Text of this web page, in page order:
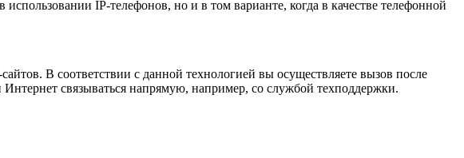
IP-телефонов, но и в том варианте, когда в качестве телефонной
В соответствии с данной технологией вы осуществляете вызов после
связываться напрямую, например, со службой техподдержки.